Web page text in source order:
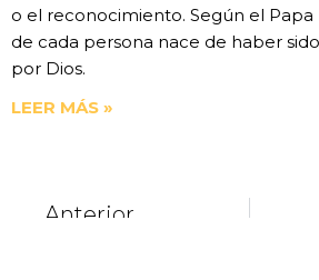
o el reconocimiento. Según el Papa
de cada persona nace de haber
por Dios.
LEER MÁS »
Anterior